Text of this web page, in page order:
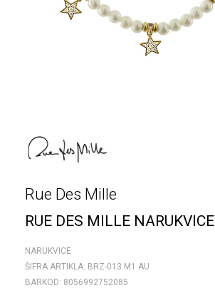
Rue Des Mille
RUE DES MILLE NARUKVICE
NARUKVICE
ŠIFRA ARTIKLA: BRZ-013 M1 AU
BARKOD: 8056992752085